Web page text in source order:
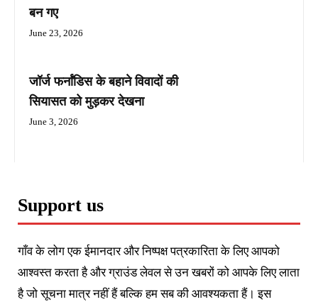
बन गए
June 23, 2026
जॉर्ज फर्नांडिस के बहाने विवादों की
सियासत को मुड़कर देखना
June 3, 2026
Support us
गाँव के लोग एक ईमानदार और निष्पक्ष पत्रकारिता के लिए आपको
आश्वस्त करता है और ग्राउंड लेवल से उन खबरों को आपके लिए लाता
है जो सूचना मात्र नहीं हैं बल्कि हम सब की आवश्यकता हैं। इस